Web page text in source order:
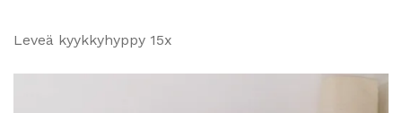
Leveä kyykkyhyppy 15x